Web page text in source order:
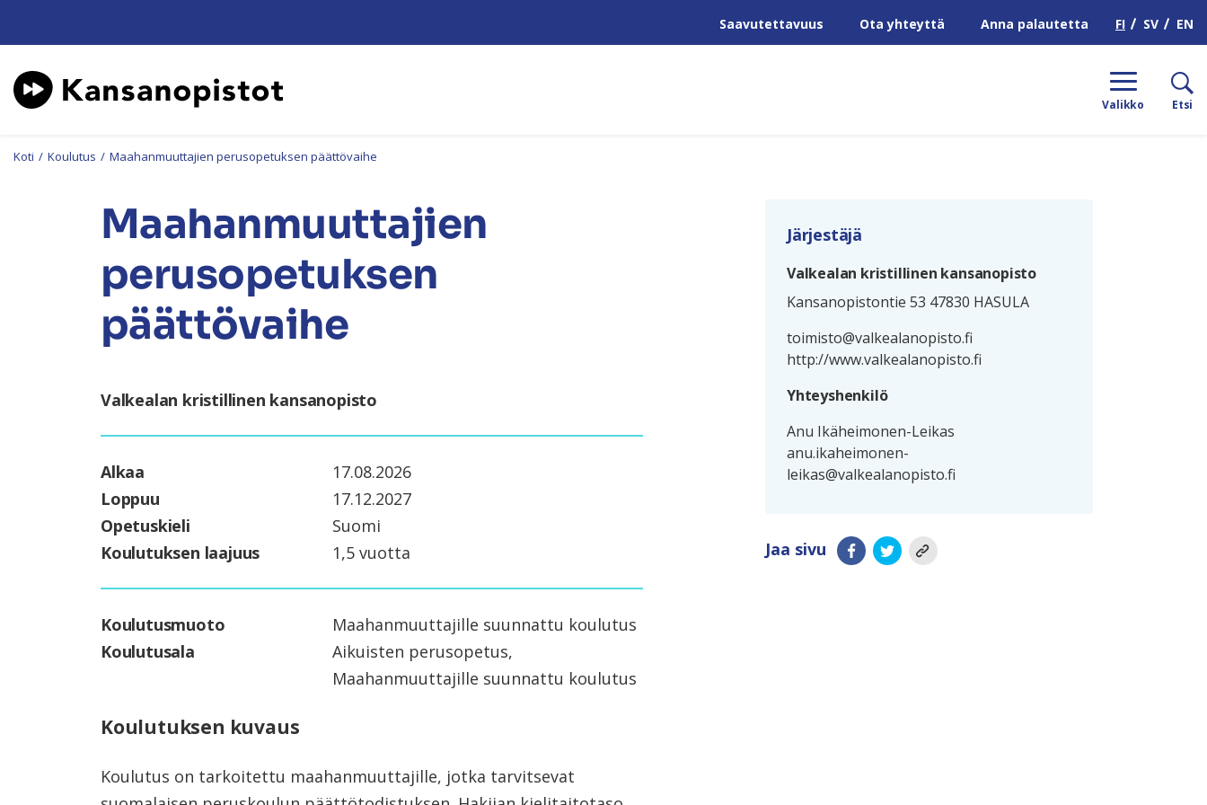
Saavutettavuus Ota yhteyttä Anna palautetta FI SV EN
Valikko Etsi
Koti / Koulutus / Maahanmuuttajien perusopetuksen päättövaihe
Maahanmuuttajien
perusopetuksen
päättövaihe
Valkealan kristillinen kansanopisto
Alkaa
17.08.2026
Loppuu
17.12.2027
Opetuskieli
Suomi
Koulutuksen laajuus
1,5 vuotta
Koulutusmuoto
Maahanmuuttajille suunnattu koulutus
Koulutusala
Aikuisten perusopetus,
Maahanmuuttajille suunnattu koulutus
Koulutuksen kuvaus
Koulutus on tarkoitettu maahanmuuttajille, jotka tarvitsevat
Järjestäjä
Valkealan kristillinen kansanopisto
Kansanopistontie 53 47830 HASULA
toimisto@valkealanopisto.fi
http://www.valkealanopisto.fi
Yhteyshenkilö
Anu Ikäheimonen-Leikas
anu.ikaheimonen-
leikas@valkealanopisto.fi
Jaa sivu